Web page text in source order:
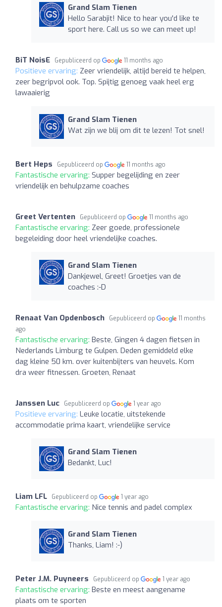
Grand Slam Tienen
Hello Sarabjit! Nice to hear you'd like te
sport here. Call us so we can meet up!
BiT NoisE Gepubliceerd op 11 months ago
Positieve ervaring: Zeer vriendelijk, altijd bereid te helpen,
zeer begripvol ook. Top. Spijtig genoeg vaak heel erg
lawaaierig
Grand Slam Tienen
Wat zijn we blij om dit te lezen! Tot snel!
Bert Heps Gepubliceerd op 11 months ago
Fantastische ervaring: Supper begelijding en zeer
vriendelijk en behulpzame coaches
Greet Vertenten Gepubliceerd op 11 months ago
Fantastische ervaring: Zeer goede, professionele
begeleiding door heel vriendelijke coaches.
Grand Slam Tienen
Dankjewel, Greet! Groetjes van de
coaches :-D
Renaat Van Opdenbosch Gepubliceerd op
11 months
ago
Fantastische ervaring: Beste, Gingen 4 dagen fietsen in
Nederlands Limburg te Gulpen. Deden gemiddeld elke
dag kleine 50 km. over kuitenbijters van heuvels. Kom
dra weer fitnessen. Groeten, Renaat
Janssen Luc Gepubliceerd op 1 year ago
Positieve ervaring: Leuke locatie, uitstekende
accommodatie prima kaart, vriendelijke service
Grand Slam Tienen
Bedankt, Luc!
Liam LFL Gepubliceerd op 1 year ago
Fantastische ervaring: Nice tennis and padel complex
Grand Slam Tienen
Thanks, Liam! :-)
Peter J.M. Puyneers Gepubliceerd op 1 year ago
Fantastische ervaring: Beste en meest aangename
plaats om te sporten